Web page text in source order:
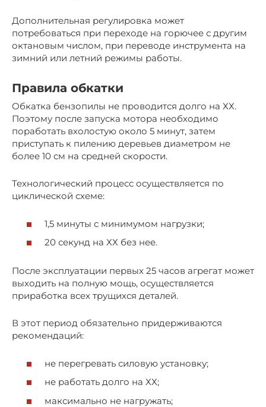
Дополнительная регулировка может
потребоваться при переходе на горючее с другим
октановым числом, при переводе инструмента на
зимний или летний режимы работы.
Правила обкатки
Обкатка бензопилы не проводится долго на ХХ.
Поэтому после запуска мотора необходимо
поработать вхолостую около 5 минут, затем
приступать к пилению деревьев диаметром не
более 10 см на средней скорости.
Технологический процесс осуществляется по
циклической схеме:
1,5 минуты с минимумом нагрузки;
20 секунд на ХХ без нее.
После эксплуатации первых 25 часов агрегат может
выходить на полную мощь, осуществляется
приработка всех трущихся деталей.
В этот период обязательно придерживаются
рекомендаций:
не перегревать силовую установку;
не работать долго на ХХ;
максимально не нагружать;